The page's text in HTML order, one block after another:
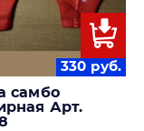
330 руб.
самбо
Арт.